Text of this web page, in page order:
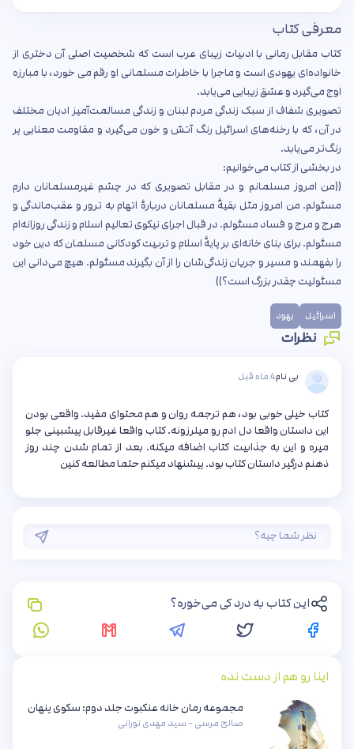
معرفی کتاب
کتاب مقابل رمانی با ادبیات زیبای عرب است که شخصیت اصلی آن دختری از
خانواده‌ای یهودی است و ماجرا با خاطرات مسلمانی او رقم می خورد، با مبارزه
اوج می‌گیرد و عشق زیبایی می‌یابد.
تصویری شفاف از سبک زندگی مردم لبنان و زندگی مسالمت‌آمیز ادیان مختلف
در آن، که با رخنه‌های اسرائیل رنگ آتش و خون می‌گیرد و مقاومت معنایی پر
رنگ‌تر می‌یابد.
در بخشی از کتاب می‌خوانیم:
((من امروز مسلمانم و در مقابل تصویری که در چشم غیرمسلمانان دارم
مسئولم. من امروز مثل بقیهٔ مسلمانان دربارهٔ اتهام به ترور و عقب‌ماندگی و
هرج و مرج و فساد مسئولم. در قبال اجرای نیکوی تعالیم اسلام و زندگی روزانه‌ام
مسئولم. برای بنای خانه‌ای بر پایهٔ اسلام و تربیت کودکانی مسلمان که دین خود
را بفهمند و مسیر و جریان زندگی‌شان را از آن بگیرند مسئولم. هیچ می‌دانی این
مسئولیت چقدر بزرگ است؟))
اسرائیل یهود
نظرات
بی نام4 ماه قبل
کتاب خیلی خوبی بود، هم ترجمه روان و هم محتوای مفید. واقعی بودن
این داستان واقعا دل ادم رو میلرزونه. کتاب واقعا غیرقابل پیشبینی جلو
میره و این به جذابیت کتاب اضافه میکنه. بعد از تمام شدن چند روز
ذهنم درگیر داستان کتاب بود. پیشنهاد میکنم حتما مطالعه کنین
این کتاب به درد کی می‌خوره؟
اینا رو هم از دست نده
مجموعه رمان خانه عنکبوت جلد دوم: سکوی پنهان
صالح مرسی - سید مهدی نورانی